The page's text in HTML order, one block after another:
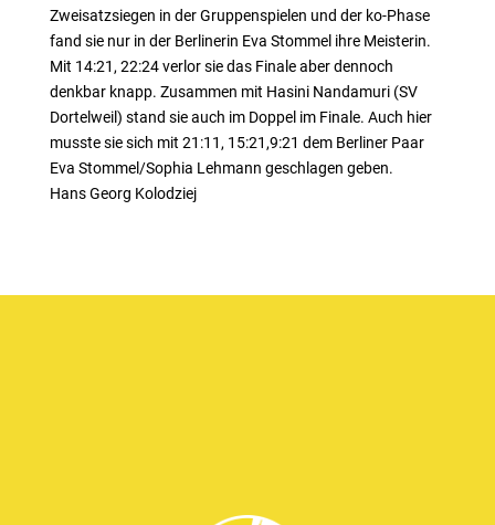
Zweisatzsiegen in der Gruppenspielen und der ko-Phase
fand sie nur in der Berlinerin Eva Stommel ihre Meisterin.
Mit 14:21, 22:24 verlor sie das Finale aber dennoch
denkbar knapp. Zusammen mit Hasini Nandamuri (SV
Dortelweil) stand sie auch im Doppel im Finale. Auch hier
musste sie sich mit 21:11, 15:21,9:21 dem Berliner Paar
Eva Stommel/Sophia Lehmann geschlagen geben.
Hans Georg Kolodziej